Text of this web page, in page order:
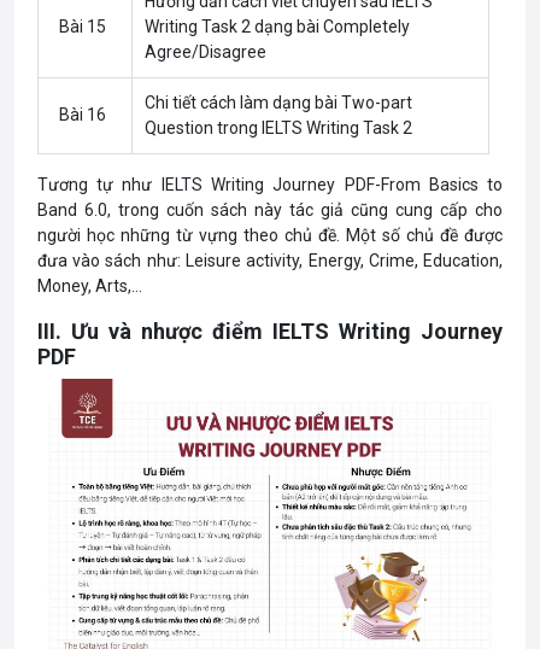
Bài 15
Writing Task 2 dạng bài Completely
Agree/Disagree
Bài 16
Chi tiết cách làm dạng bài Two-part
Question trong IELTS Writing Task 2
Tương tự như IELTS Writing Journey PDF-From Basics to
Band 6.0, trong cuốn sách này tác giả cũng cung cấp cho
người học những từ vựng theo chủ đề. Một số chủ đề được
đưa vào sách như: Leisure activity, Energy, Crime, Education,
Money, Arts,…
III. Ưu và nhược điểm IELTS Writing Journey
PDF